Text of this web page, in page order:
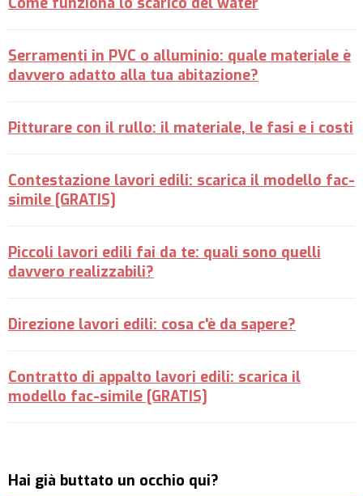
Serramenti in PVC o alluminio: quale materiale è
davvero adatto alla tua abitazione?
Pitturare con il rullo: il materiale, le fasi e i costi
Contestazione lavori edili: scarica il modello fac-
simile [GRATIS]
Piccoli lavori edili fai da te: quali sono quelli
davvero realizzabili?
Direzione lavori edili: cosa c'è da sapere?
Contratto di appalto lavori edili: scarica il
modello fac-simile [GRATIS]
Hai già buttato un occhio qui?